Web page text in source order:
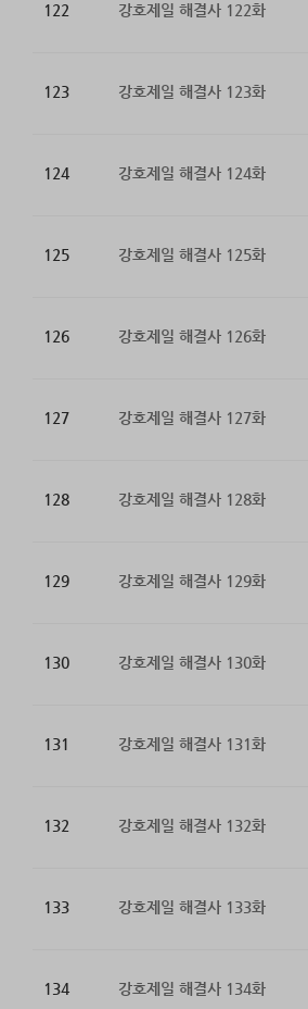
122 강호제일 해결사 122화
123 강호제일 해결사 123화
124 강호제일 해결사 124화
125 강호제일 해결사 125화
126 강호제일 해결사 126화
127 강호제일 해결사 127화
128 강호제일 해결사 128화
129 강호제일 해결사 129화
130 강호제일 해결사 130화
131 강호제일 해결사 131화
132 강호제일 해결사 132화
133 강호제일 해결사 133화
134 강호제일 해결사 134화